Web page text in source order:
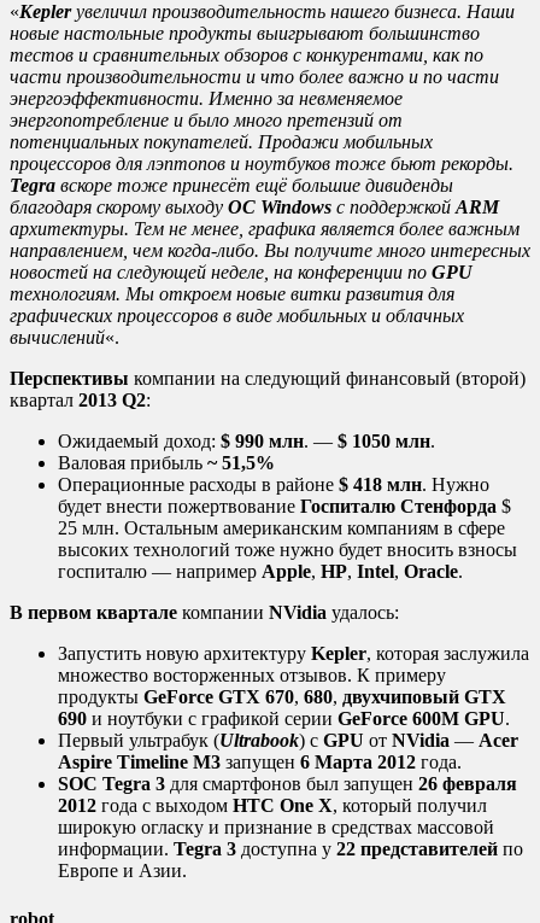
«Keplerувеличил производительность нашего бизнеса. Наши
новые настольные продукты выигрывают большинство
тестов и сравнительных обзоров с конкурентами, как по
части производительности и что более важно и по части
энергоэффективности. Именно за невменяемое
энергопотребление и было много претензий от
потенциальных покупателей. Продажи мобильных
процессоров для лэптопов и ноутбуков тоже бьют рекорды.
Tegra вскоре тоже принесёт ещё большие дивиденды
благодаря скорому выходу ОС Windows с поддержкойARM
архитектуры. Тем не менее, графика является более важным
направлением, чем когда-либо. Вы получите много интересных
новостей на следующей неделе, на конференции по GPU
технологиям. Мы откроем новые витки развития для
графических процессоров в виде мобильных и облачных
вычислений«.
Перспективы компании на следующий финансовый (второй)
квартал 2013 Q2:
Ожидаемый доход: $ 990 млн. — $ 1050 млн.
Валовая прибыль ~ 51,5%
Операционные расходы в районе $ 418 млн. Нужно
будет внести пожертвование Госпиталю Стенфорда $
25 млн. Остальным американским компаниям в сфере
высоких технологий тоже нужно будет вносить взносы
госпиталю — например Apple, HP, Intel, Oracle.
В первом квартале компании NVidia удалось:
Запустить новую архитектуру Kepler, которая заслужила
множество восторженных отзывов. К примеру
продукты GeForce GTX 670, 680, двухчиповый GTX
690 и ноутбуки с графикой серии GeForce 600M GPU.
Первый ультрабук (Ultrabook) с GPU от NVidia — Acer
Aspire Timeline M3 запущен 6 Марта 2012 года.
SOC Tegra 3 для смартфонов был запущен 26 февраля
2012 года с выходом HTC One X, который получил
широкую огласку и признание в средствах массовой
информации. Tegra 3 доступна у 22 представителей по
Европе и Азии.
robot